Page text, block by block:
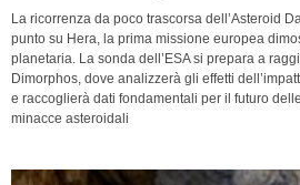
La ricorrenza da poco trascorsa dell’Asteroid
punto su Hera, la prima missione europea
planetaria. La sonda dell’ESA si prepara a
Dimorphos, dove analizzerà gli effetti
e raccoglierà dati fondamentali per il futuro
minacce asteroidali